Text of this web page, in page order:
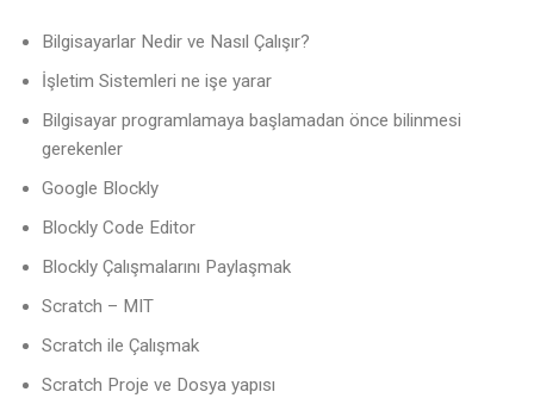
Bilgisayarlar Nedir ve Nasıl Çalışır?
İşletim Sistemleri ne işe yarar
Bilgisayar programlamaya başlamadan önce bilinmesi
gerekenler
Google Blockly
Blockly Code Editor
Blockly Çalışmalarını Paylaşmak
Scratch – MIT
Scratch ile Çalışmak
Scratch Proje ve Dosya yapısı